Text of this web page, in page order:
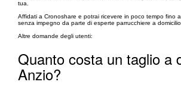
tua.
Affidati a Cronoshare e potrai ricevere in poco tempo fino
senza impegno da parte di esperte parrucchiere a domicilio
Altre domande degli utenti:
Quanto costa un taglio a
Anzio?